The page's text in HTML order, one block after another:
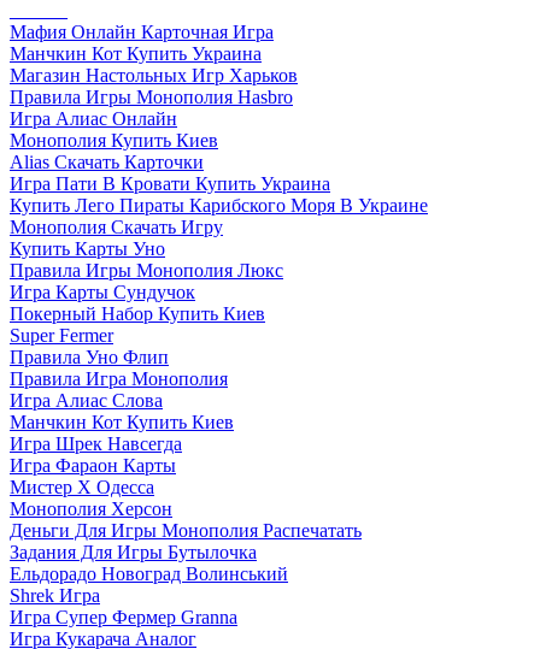
Мафия Онлайн Карточная Игра
Манчкин Кот Купить Украина
Магазин Настольных Игр Харьков
Правила Игры Монополия Hasbro
Игра Алиас Онлайн
Монополия Купить Киев
Alias Скачать Карточки
Игра Пати В Кровати Купить Украина
Купить Лего Пираты Карибского Моря В Украине
Монополия Скачать Игру
Купить Карты Уно
Правила Игры Монополия Люкс
Игра Карты Сундучок
Покерный Набор Купить Киев
Super Fermer
Правила Уно Флип
Правила Игра Монополия
Игра Алиас Слова
Манчкин Кот Купить Киев
Игра Шрек Навсегда
Игра Фараон Карты
Мистер Х Одесса
Монополия Херсон
Деньги Для Игры Монополия Распечатать
Задания Для Игры Бутылочка
Ельдорадо Новоград Волинський
Shrek Игра
Игра Супер Фермер Granna
Игра Кукарача Аналог